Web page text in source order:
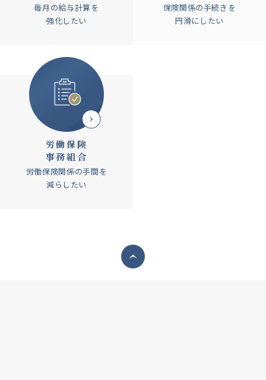
毎月の給与計算を
強化したい
保険関係の手続きを
円滑にしたい
労働保険
事務組合
労働保険関係の手間を
減らしたい